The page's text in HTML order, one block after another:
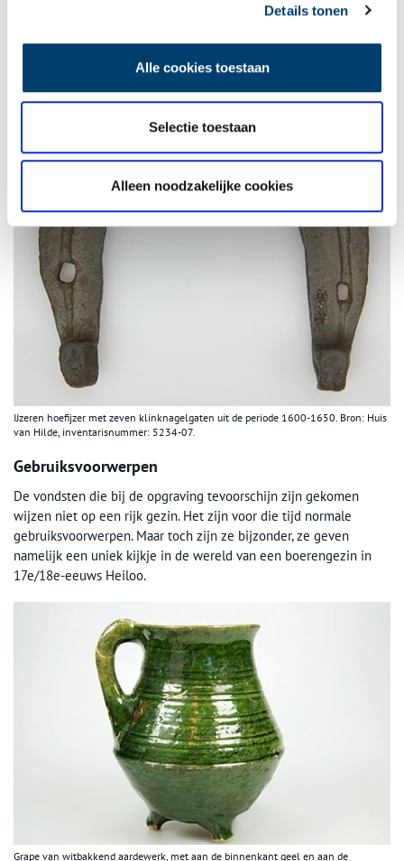
Details tonen
Alle cookies toestaan
Selectie toestaan
Alleen noodzakelijke cookies
1600-1650. Bron: Huis van Hilde, inventarisnummer: 5234-04.
IJzeren hoefijzer met zeven klinknagelgaten uit de periode 1600-1650. Bron: Huis
van Hilde, inventarisnummer: 5234-07.
Gebruiksvoorwerpen
De vondsten die bij de opgraving tevoorschijn zijn gekomen
wijzen niet op een rijk gezin. Het zijn voor die tijd normale
gebruiksvoorwerpen. Maar toch zijn ze bijzonder, ze geven
namelijk een uniek kijkje in de wereld van een boerengezin in
17e/18e-eeuws Heiloo.
Grape van witbakkend aardewerk, met aan de binnenkant geel en aan de